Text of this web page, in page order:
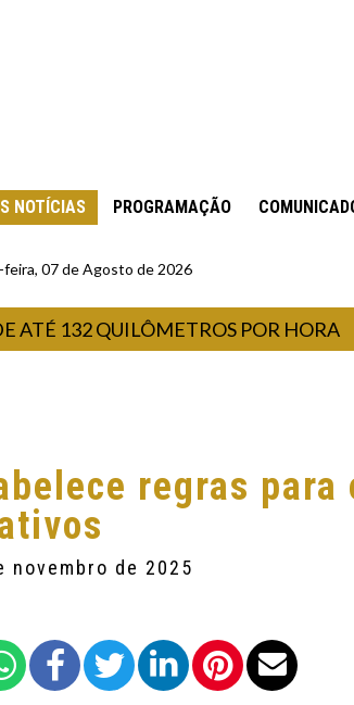
NOTÍCIAS PROGRAMAÇÃO
feira, 07 de Agosto de 2026
QUILÔMETROS POR HORA
regras para
novembro de 2025